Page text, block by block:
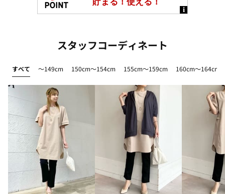
スタッフコーディネート
すべて ～149cm 150cm～154cm 155cm～159cm 160cm～164cm